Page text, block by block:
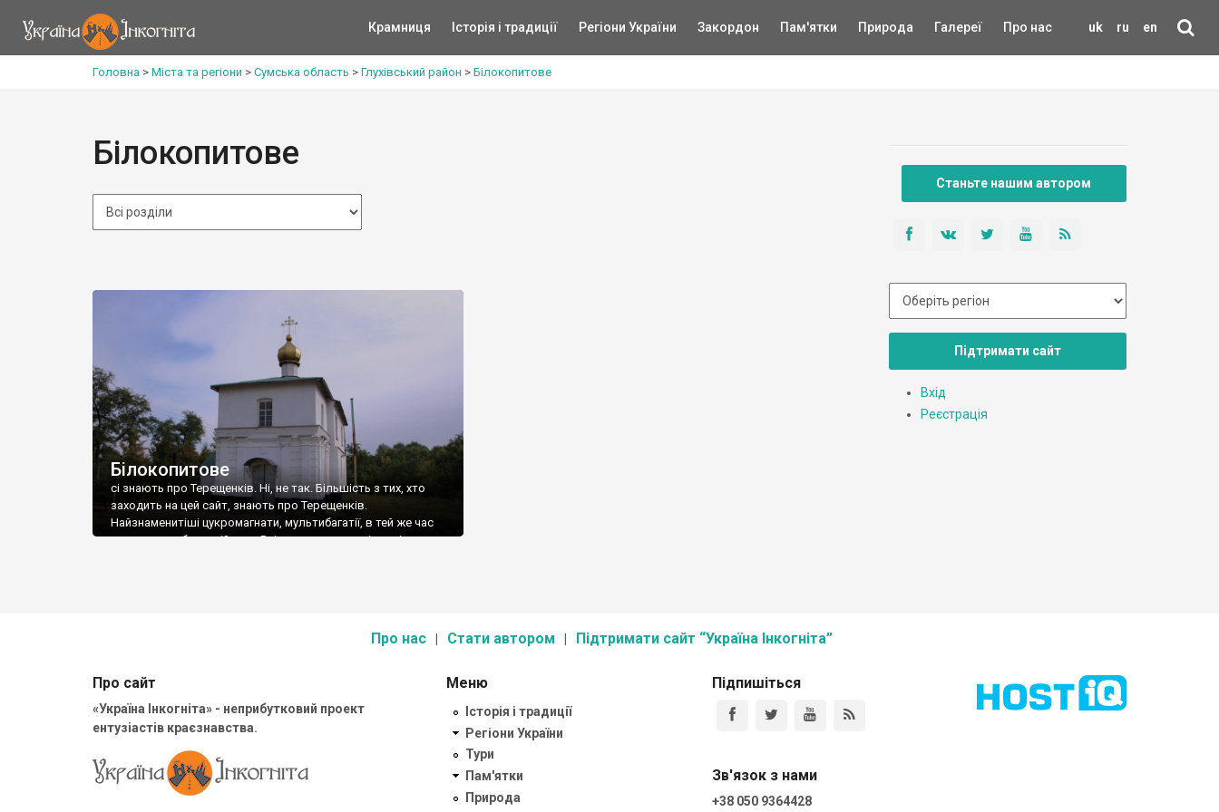
uk ru en
Крамниця Історія і традиції Регіони України Закордон Пам'ятки Природа Галереї Про нас
Головна > Міста та регіони > Сумська область > Глухівський район > Білокопитове
Білокопитове
Білокопитове
сі знають про Терещенків. Ні, не так. Більшість з тих, хто
заходить на цей сайт, знають про Терещенків.
Найзнаменитіші цукромагнати, мультибагатії, в тей же час
меценати та благодійники. Всією величезною імперією
Станьте нашим автором
Підтримати сайт
Вхід
Реєстрація
Про нас Стати автором Підтримати сайт “Україна Інкогніта”
Про сайт
«Україна Інкогніта» - неприбутковий проект
ентузіастів краєзнавства.
Меню
Історія і традиції
Регіони України
Тури
Пам'ятки
Природа
Підпишіться
Зв'язок з нами
+38 050 9364428